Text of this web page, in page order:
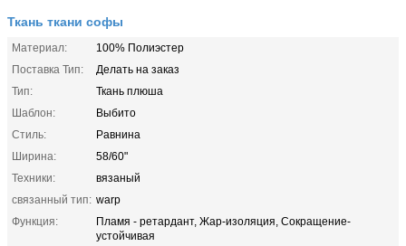
Ткань ткани софы
Материал:
100% Полиэстер
Поставка Тип:
Делать на заказ
Тип:
Ткань плюша
Шаблон:
Выбито
Стиль:
Равнина
Ширина:
58/60"
Техники:
вязаный
связанный тип: warp
Функция:
Пламя - ретардант, Жар-изоляция, Сокращение-
устойчивая